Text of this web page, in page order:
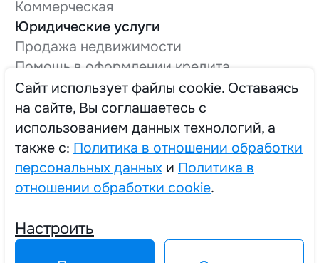
Коммерческая
Юридические услуги
Продажа недвижимости
Помощь в оформлении кредита
Оформление технической документации
Вывод в нежилой фонд
О компании
Трудоустройство
Политика в отношении обработки персональных данных
Cайт использует файлы cookie. Оставаясь
на сайте, Вы соглашаетесь с
использованием данных технологий, а
также с: Политика в отношении обработки
персональных данных и Политика в
отношении обработки cookie.
Настроить